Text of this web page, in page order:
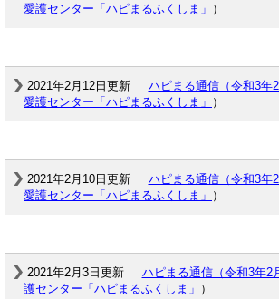
愛護センター「ハピまるふくしま」 ）
2021年2月12日更新 ハピまる通信（令和3年2
愛護センター「ハピまるふくしま」 ）
2021年2月10日更新 ハピまる通信（令和3年2
愛護センター「ハピまるふくしま」 ）
2021年2月3日更新 ハピまる通信（令和3年2
護センター「ハピまるふくしま」 ）